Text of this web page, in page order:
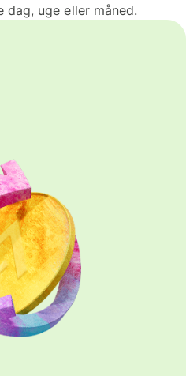
dag, uge eller måned.